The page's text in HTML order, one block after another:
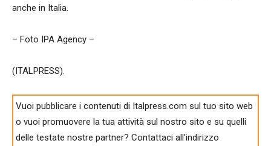
anche in Italia.
– Foto IPA Agency –
(ITALPRESS).
Vuoi pubblicare i contenuti di Italpress.com sul tuo sito web
o vuoi promuovere la tua attività sul nostro sito e su quelli
delle testate nostre partner? Contattaci all'indirizzo